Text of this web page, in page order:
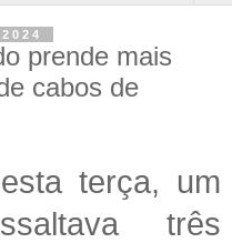
prende mais
cabos de
terça, um
três